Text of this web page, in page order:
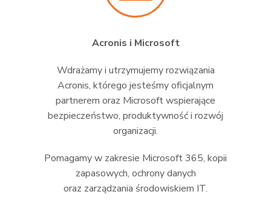
Acronis i Microsoft
Wdrażamy i utrzymujemy rozwiązania
Acronis, którego jesteśmy oficjalnym
partnerem oraz Microsoft wspierające
bezpieczeństwo, produktywność i rozwój
organizacji.
Pomagamy w zakresie Microsoft 365, kopii
zapasowych, ochrony danych
oraz zarządzania środowiskiem IT.